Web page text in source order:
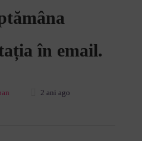
în email.
2 ani ago